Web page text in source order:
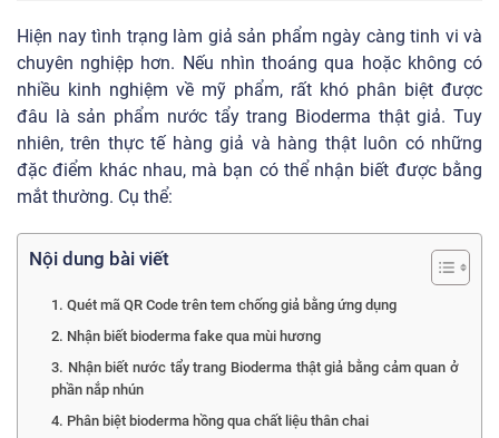
Hiện nay tình trạng làm giả sản phẩm ngày càng tinh vi và
chuyên nghiệp hơn. Nếu nhìn thoáng qua hoặc không có
nhiều kinh nghiệm về mỹ phẩm, rất khó phân biệt được
đâu là sản phẩm nước tẩy trang Bioderma thật giả. Tuy
nhiên, trên thực tế hàng giả và hàng thật luôn có những
đặc điểm khác nhau, mà bạn có thể nhận biết được bằng
mắt thường. Cụ thể:
Nội dung bài viết
1. Quét mã QR Code trên tem chống giả bằng ứng dụng
2. Nhận biết bioderma fake qua mùi hương
3. Nhận biết nước tẩy trang Bioderma thật giả bằng cảm quan ở
phần nắp nhún
4. Phân biệt bioderma hồng qua chất liệu thân chai